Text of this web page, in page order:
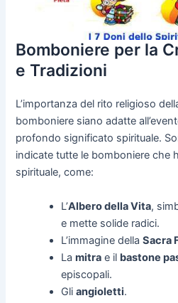
Bomboniere per la
e Tradizioni
L’importanza del rito religioso
bomboniere siano adatte
profondo significato spirituale.
indicate tutte le bomboniere che
spirituale, come:
L’Albero della Vita,
e mette solide radici.
L’immagine dellaSacra
Lamitra e il bastone
episcopali.
Gliangioletti.